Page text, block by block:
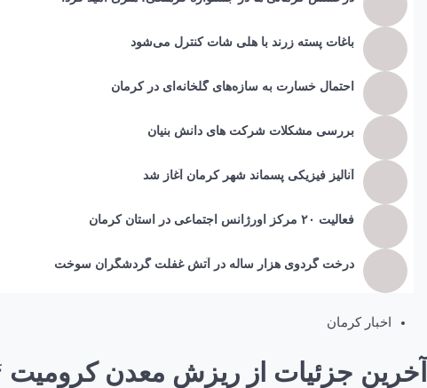
باغات پسته زرند با هلی شات کنترل می‌شود
احتمال خسارت به ساز‌ه‌های گلخانه‌ای در کرمان
بررسی مشکلات شرکت های دانش بنیان
آنالیز فیزیکی پسماند شهر کرمان آغاز شد
فعالیت ۲۰ مرکز اورژانس اجتماعی در استان کرمان
درخت گردوی هزار ساله در آتش غفلت گردشگران سوخت
اخبار کرمان
آخرین جزئیات از ریزش معدن کرومیت “ارزوئیه”/